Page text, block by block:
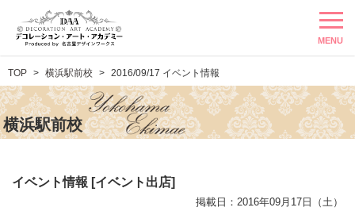
MENU
TOP 横浜駅前校 2016/09/17 イベント情報
横浜駅前校
イベント情報 [イベント出店]
掲載日：2016年09月17日（土）